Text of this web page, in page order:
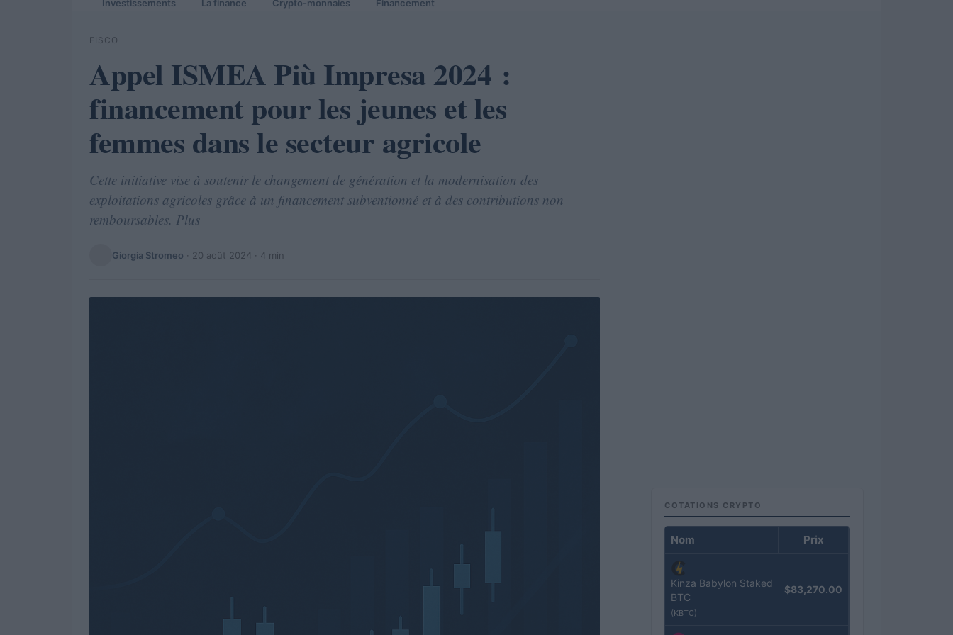
Investissements La finance Crypto-monnaies Financement
FISCO
Appel ISMEA Più Impresa 2024 :
financement pour les jeunes et les
femmes dans le secteur agricole
Cette initiative vise à soutenir le changement de génération et la modernisation des
exploitations agricoles grâce à un financement subventionné et à des contributions non
remboursables. Plus
Giorgia Stromeo · 20 août 2024 · 4 min
COTATIONS CRYPTO
Nom Prix
Kinza Babylon Staked
BTC
(KBTC)
$83,270.00